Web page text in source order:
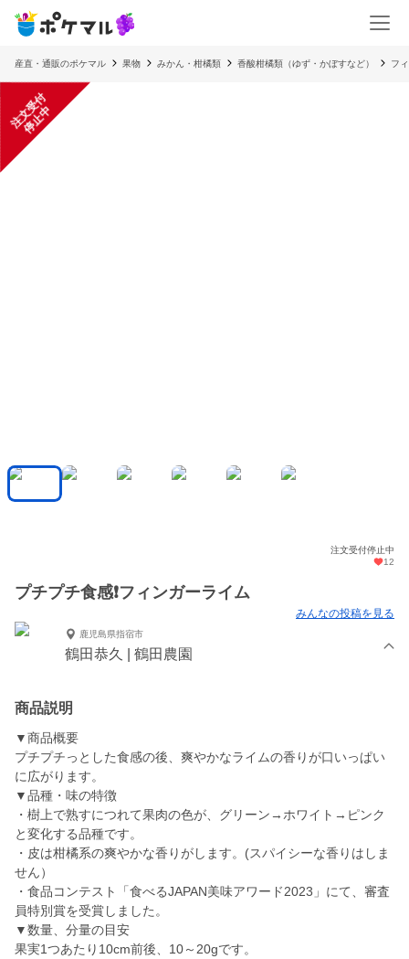
産直・通販のポケマル 果物 みかん・柑橘類 香酸柑橘類（ゆず・かぼすなど） フ
注
文
受
付
停
止
中
注文受付停止中
12
プチプチ食感❗️フィンガーライム
みんなの投稿を見る
鹿児島県指宿市
鶴田恭久 | 鶴田農園
商品説明
▼商品概要
プチプチっとした食感の後、爽やかなライムの香りが口いっぱい
に広がります。
▼品種・味の特徴
・樹上で熟すにつれて果肉の色が、グリーン→ホワイト→ピンク
と変化する品種です。
・皮は柑橘系の爽やかな香りがします。(スパイシーな香りはしま
せん）
・食品コンテスト「食べるJAPAN美味アワード2023」にて、審査
員特別賞を受賞しました。
▼数量、分量の目安
果実1つあたり10cm前後、10～20gです。